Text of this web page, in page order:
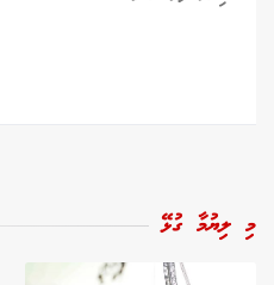
މި ލިޔުމާ ގުޅޭ